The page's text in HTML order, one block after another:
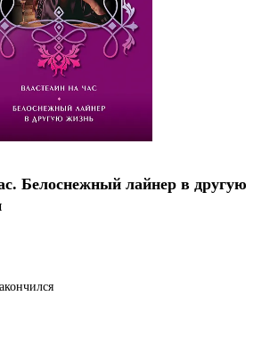
Белоснежный лайнер в другую